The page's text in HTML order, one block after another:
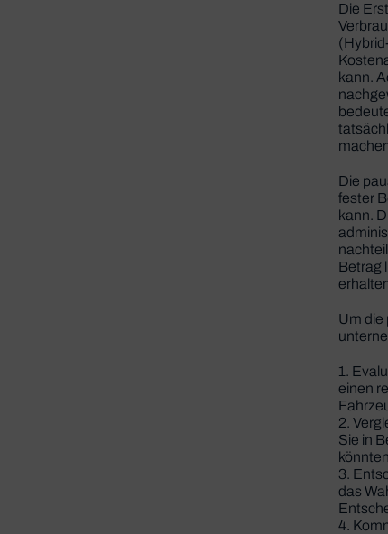
Die
kann.
Die
fester
kann.
Betrag
Um die
1.
einen
2.
Sie in
3.
das
4.